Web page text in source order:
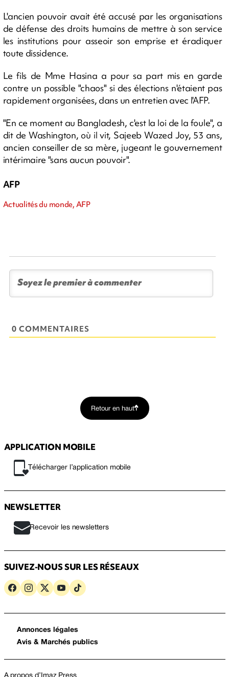
L'ancien pouvoir avait été accusé par les organisations
de défense des droits humains de mettre à son service
les institutions pour asseoir son emprise et éradiquer
toute dissidence.
Le fils de Mme Hasina a pour sa part mis en garde
contre un possible "chaos" si des élections n'étaient pas
rapidement organisées, dans un entretien avec l'AFP.
"En ce moment au Bangladesh, c'est la loi de la foule", a
dit de Washington, où il vit, Sajeeb Wazed Joy, 53 ans,
ancien conseiller de sa mère, jugeant le gouvernement
intérimaire "sans aucun pouvoir".
AFP
Actualités du monde, AFP
0 COMMENTAIRES
Retour en haut
APPLICATION MOBILE
Télécharger l’application mobile
NEWSLETTER
Recevoir les newsletters
SUIVEZ-NOUS SUR LES RÉSEAUX
Annonces légales
Avis & Marchés publics
A propos d’Imaz Press